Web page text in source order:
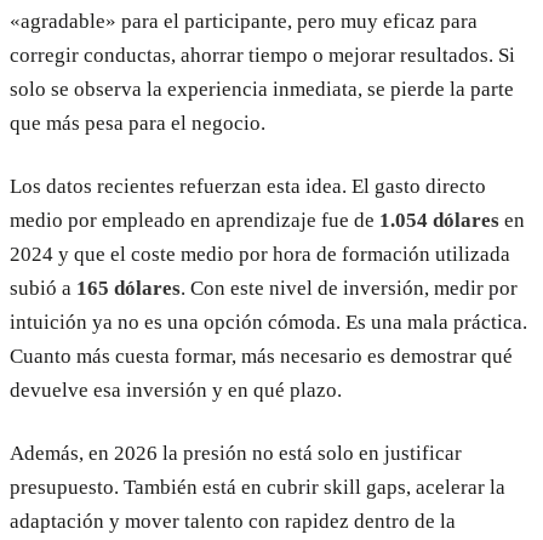
«agradable» para el participante, pero muy eficaz para
corregir conductas, ahorrar tiempo o mejorar resultados. Si
solo se observa la experiencia inmediata, se pierde la parte
que más pesa para el negocio.
Los datos recientes refuerzan esta idea. El gasto directo
medio por empleado en aprendizaje fue de 1.054 dólares en
2024 y que el coste medio por hora de formación utilizada
subió a 165 dólares. Con este nivel de inversión, medir por
intuición ya no es una opción cómoda. Es una mala práctica.
Cuanto más cuesta formar, más necesario es demostrar qué
devuelve esa inversión y en qué plazo.
Además, en 2026 la presión no está solo en justificar
presupuesto. También está en cubrir skill gaps, acelerar la
adaptación y mover talento con rapidez dentro de la